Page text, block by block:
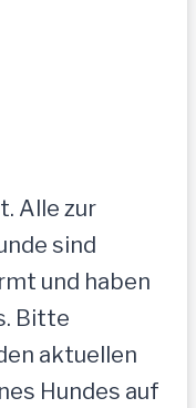
Alle zur
sind
und haben
Bitte
aktuellen
Hundes auf